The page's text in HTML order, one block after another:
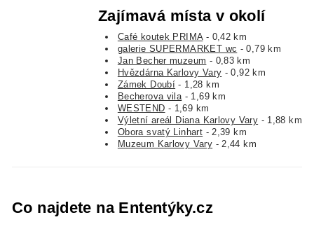
Zajímavá místa v okolí
Café koutek PRIMA- 0,42 km
galerie SUPERMARKET wc - 0,79 km
Jan Becher muzeum - 0,83 km
Hvězdárna Karlovy Vary - 0,92 km
Zámek Doubí - 1,28 km
Becherova vila- 1,69 km
WESTEND - 1,69 km
Výletní areál Diana Karlovy Vary - 1,88 km
Obora svatý Linhart - 2,39 km
Muzeum Karlovy Vary - 2,44 km
Co najdete na Ententýky.cz